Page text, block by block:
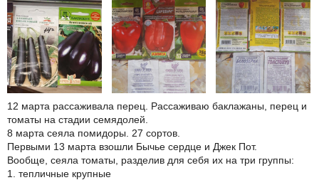
12 марта рассаживала перец. Рассаживаю баклажаны, перец и
томаты на стадии семядолей.
8 марта сеяла помидоры. 27 сортов.
Первыми 13 марта взошли Бычье сердце и Джек Пот.
Вообще, сеяла томаты, разделив для себя их на три группы:
1. тепличные крупные